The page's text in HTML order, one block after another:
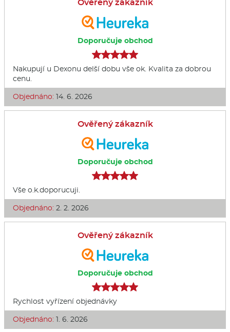
Ověřený zákazník
Doporučuje obchod
Nakupují u Dexonu delší dobu vše ok. Kvalita za dobrou
cenu.
Objednáno: 14. 6. 2026
Ověřený zákazník
Doporučuje obchod
Vše o.k.doporucuji.
Objednáno: 2. 2. 2026
Ověřený zákazník
Doporučuje obchod
Rychlost vyřízení objednávky
Objednáno: 1. 6. 2026